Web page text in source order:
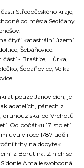
Středočeského kraje,
od města Sedlčany
čtyři katastrální území
Šebáňovice.
částí - Braštice, Hůrka,
Šebáňovice, Velká
pouze Janovicích, je
pánech z
druhouzískal od Vrchotů
Od počátku 17. století
v roce 1787 udělil
trhy na dobytek.
z Borutína. Z nich se
Amalie svobodná